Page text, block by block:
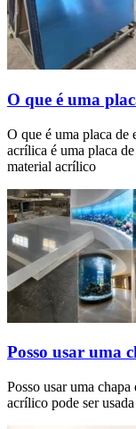
O que é uma
O que é uma placa de
acrílica é uma placa
material acrílico
Posso usar uma
Posso usar uma
acrílico pode ser